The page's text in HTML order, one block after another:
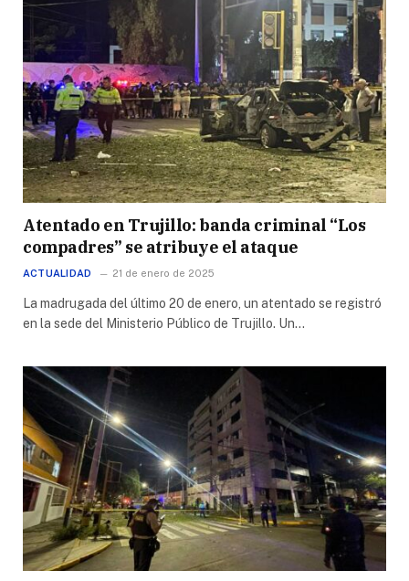
Atentado en Trujillo: banda criminal “Los
compadres” se atribuye el ataque
ACTUALIDAD 21 de enero de 2025
La madrugada del último 20 de enero, un atentado se registró
en la sede del Ministerio Público de Trujillo. Un…